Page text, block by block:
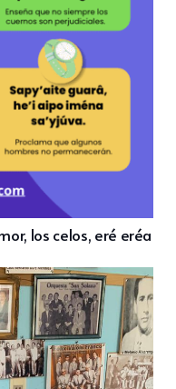
los celos, eré eréa